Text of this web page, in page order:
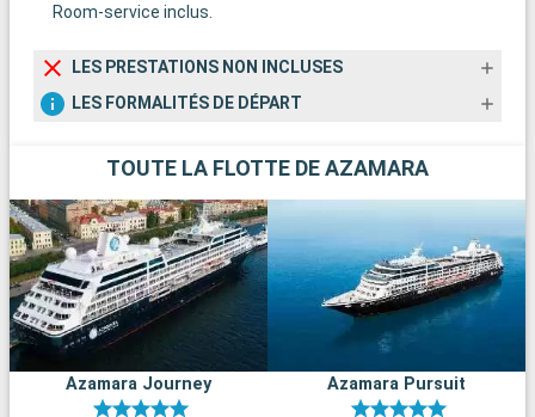
Room-service inclus.
LES PRESTATIONS NON INCLUSES
LES FORMALITÉS DE DÉPART
TOUTE LA FLOTTE DE AZAMARA
Azamara Journey Azamara Pursuit